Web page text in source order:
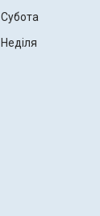
Субота
Неділя